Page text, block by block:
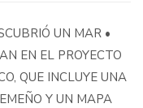
UN MAR •
EN EL PROYECTO
QUE INCLUYE UNA
Y UN MAPA